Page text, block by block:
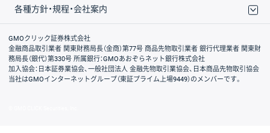
各種方針・規程・会社案内
取引規程・約款
サイトマップ
その他のご案内
個人情報保護方針
最良執行方針
サイトのご利用について
ディスクレイマー
信託保全
リスク説明
会社案内
GMOクリック証券株式会社
金融商品取引業者 関東財務局長（金商）第77号 商品先物取引業者 銀行代理業者 関東財
務局長（銀代）第330号 所属銀行：GMOあおぞらネット銀行株式会社
加入協会：日本証券業協会、一般社団法人 金融先物取引業協会、日本商品先物取引協会
当社はGMOインターネットグループ（東証プライム上場9449）のメンバーです。